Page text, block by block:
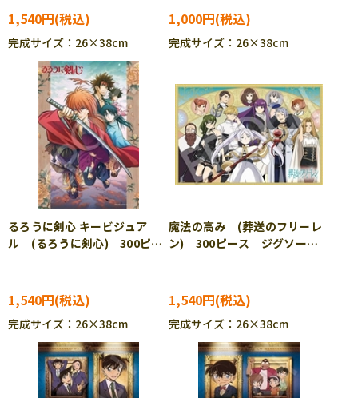
1,540円
完成サイズ：26×38cm
1,000円
完成サイズ：26×38cm
るろうに剣心 キービジュア
ル (るろうに剣心) 300ピー
1,540円
完成サイズ：26×38cm
魔法の高み (葬送のフリーレ
ン) 300ピース ジグソーパ
1,540円
完成サイズ：26×38cm